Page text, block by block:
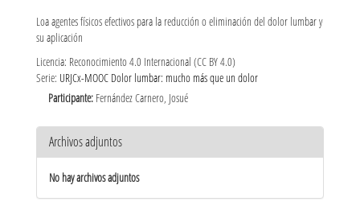
Loa agentes físicos efectivos para la reducción o eliminación del dolor lumbar y
su aplicación
Licencia: Reconocimiento 4.0 Internacional (CC BY 4.0)
Serie: URJCx-MOOC Dolor lumbar: mucho más que un dolor
Participante: Fernández Carnero, Josué
Archivos adjuntos
No hay archivos adjuntos